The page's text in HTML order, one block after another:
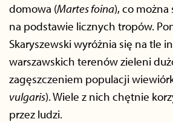
domowa (Martes foina), co
na podstawie licznych tropów.
Skaryszewski wyróżnia się na tle
warszawskich terenów zieleni
zagęszczeniem populacji
vulgaris). Wiele z nich chętnie
przez ludzi.